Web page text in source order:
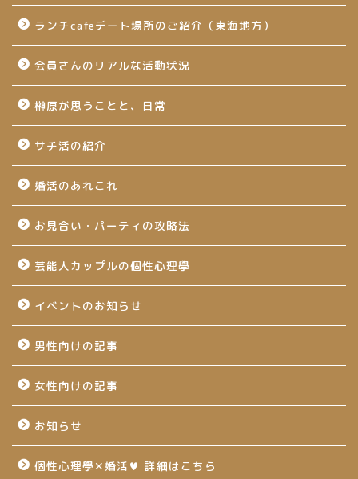
ランチcafeデート場所のご紹介（東海地方）
会員さんのリアルな活動状況
榊原が思うことと、日常
サチ活の紹介
婚活のあれこれ
お見合い・パーティの攻略法
芸能人カップルの個性心理學
イベントのお知らせ
男性向けの記事
女性向けの記事
お知らせ
個性心理學✕婚活♥ 詳細はこちら